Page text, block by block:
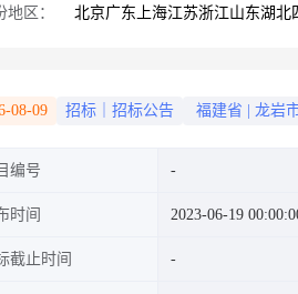
地区： 北京广东 上海江苏浙江山东湖北
08-09 招标｜招标公告 福建省 龙岩
编号
时间 2023-06-19
截止时间